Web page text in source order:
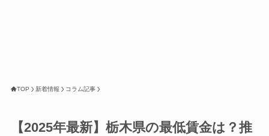
TOP 新着情報 コラム記事
【2025年最新】栃木県の最低賃金は？推